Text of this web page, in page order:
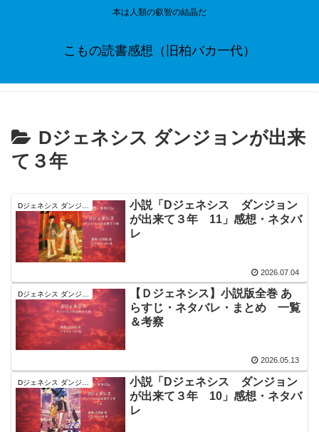
本は人類の叡智の結晶だ
こもの読書感想（旧柏バカ一代）
Dジェネシス ダンジョンが出来
て３年
Dジェネシス ダンジョンが出来て３年
小説「Dジェネシス ダンジョン
が出来て３年 11」感想・ネタバ
レ
2026.07.04
【Ｄジェネシス】小説版全巻 あ
らすじ・ネタバレ・まとめ 一覧
＆考察
2026.05.13
小説「Dジェネシス ダンジョン
が出来て３年 10」感想・ネタバ
レ